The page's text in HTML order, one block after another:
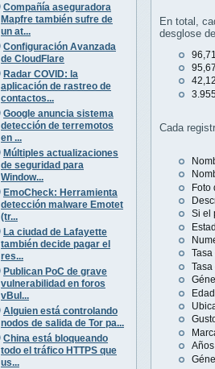
Compañía aseguradora
Mapfre también sufre de
un at...
Configuración Avanzada
de CloudFlare
Radar COVID: la
aplicación de rastreo de
contactos...
Google anuncia sistema
detección de terremotos
en ...
Múltiples actualizaciones
de seguridad para
Window...
EmoCheck: Herramienta
detección malware Emotet
(tr...
La ciudad de Lafayette
también decide pagar el
res...
Publican PoC de grave
vulnerabilidad en foros
vBul...
Alguien está controlando
nodos de salida de Tor pa...
China está bloqueando
todo el tráfico HTTPS que
us...
En total,
desglose
Cada
Foto
Si el
Años